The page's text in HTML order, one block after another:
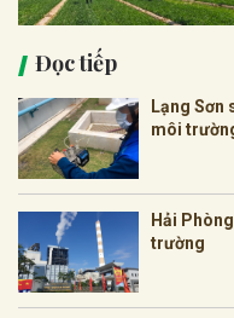
Đọc tiếp
Lạng Sơn
môi
Hải
trường